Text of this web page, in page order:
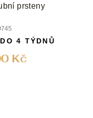
prsteny
Kč
4 TÝDNŮ